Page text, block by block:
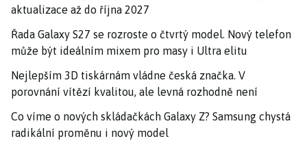
aktualizace až do října 2027
Řada Galaxy S27 se rozroste o čtvrtý model. Nový telefon
může být ideálním mixem pro masy i Ultra elitu
Nejlepším 3D tiskárnám vládne česká značka. V
porovnání vítězí kvalitou, ale levná rozhodně není
Co víme o nových skládačkách Galaxy Z? Samsung chystá
radikální proměnu i nový model